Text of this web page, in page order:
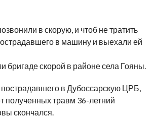
в скорую, и чтоб не тратить
в машину и выехали ей
бригаде скорой в районе села Гояны.
в Дубоссарскую ЦРБ,
полученных травм 36-летний
скончался